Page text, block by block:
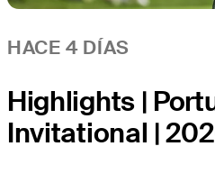
HACE 4 DÍAS
Highlights |
Invitational |